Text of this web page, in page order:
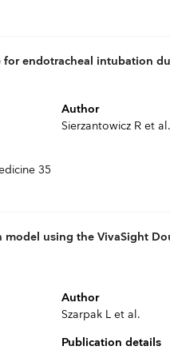
endotracheal intubation
35
Author
Sierzantowicz R et al.
using the VivaSight
Author
Szarpak L et al.
Publication details